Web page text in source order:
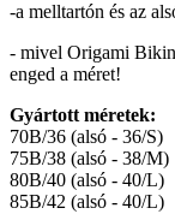
-a melltartón és az
- mivel Origami
enged a méret!
Gyártott méretek:
70B/36 (alsó - 36/S)
75B/38 (alsó - 38/M)
80B/40 (alsó - 40/L)
85B/42 (alsó - 40/L)